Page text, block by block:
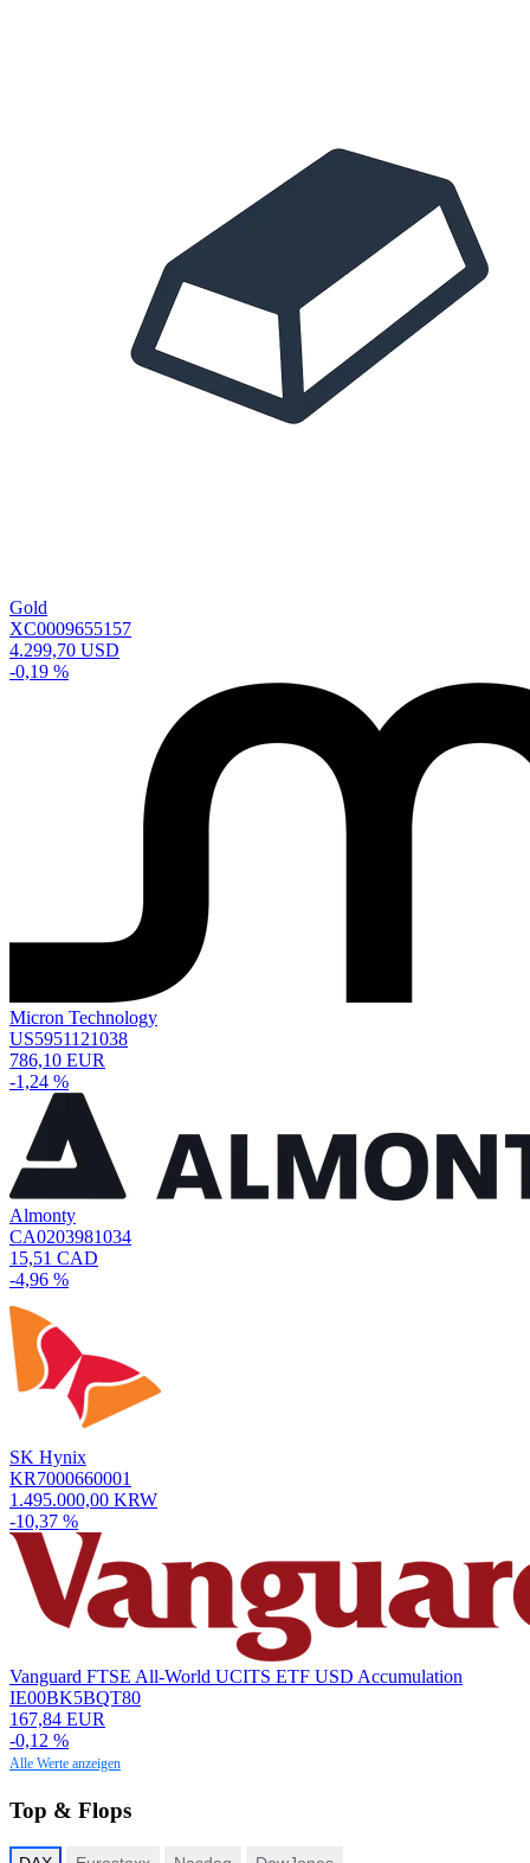
Gold
XC0009655157
4.299,70 USD
-0,19 %
Micron Technology
US5951121038
786,10 EUR
-1,24 %
Almonty
CA0203981034
15,51 CAD
-4,96 %
SK Hynix
KR7000660001
1.495.000,00 KRW
-10,37 %
Vanguard FTSE All-World UCITS ETF USD Accumulation
IE00BK5BQT80
167,84 EUR
-0,12 %
Alle Werte anzeigen
Top & Flops